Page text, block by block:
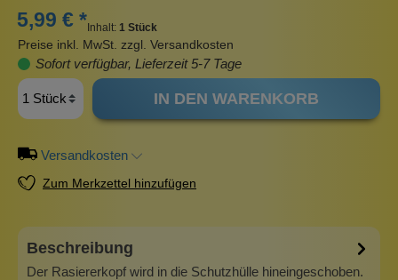
5,99 € * Inhalt: 1 Stück
Preise inkl. MwSt. zzgl. Versandkosten
Sofort verfügbar, Lieferzeit 5-7 Tage
IN DEN WARENKORB
Versandkosten
Zum Merkzettel hinzufügen
Beschreibung
Der Rasiererkopf wird in die Schutzhülle hineingeschoben.